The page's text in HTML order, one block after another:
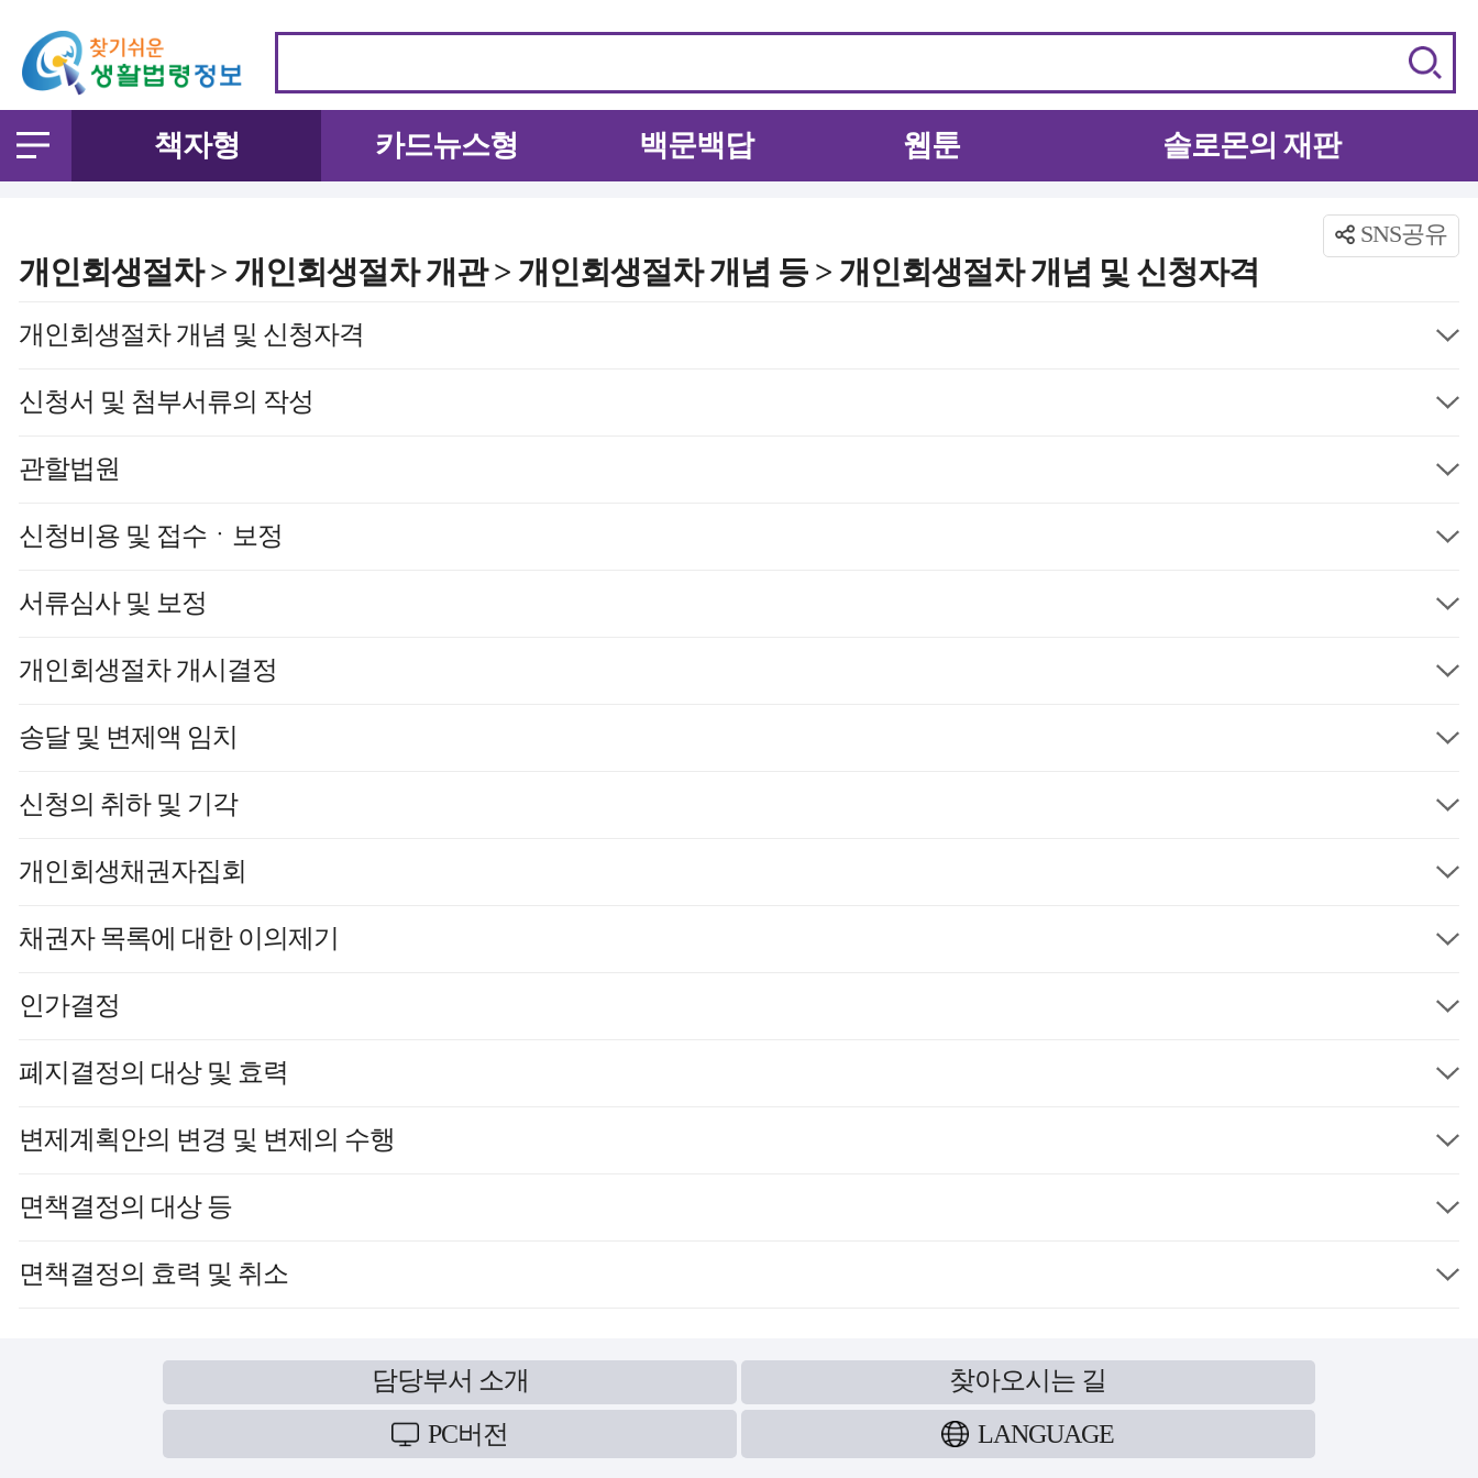
책자형 카드뉴스형 백문백답 웹툰 솔로몬의 재판
SNS공유
개인회생절차 > 개인회생절차 개관 > 개인회생절차 개념 등 > 개인회생절차 개념 및 신청자격
개인회생절차 개념 및 신청자격
신청서 및 첨부서류의 작성
관할법원
신청비용 및 접수ㆍ보정
서류심사 및 보정
개인회생절차 개시결정
송달 및 변제액 임치
신청의 취하 및 기각
개인회생채권자집회
채권자 목록에 대한 이의제기
인가결정
폐지결정의 대상 및 효력
변제계획안의 변경 및 변제의 수행
면책결정의 대상 등
면책결정의 효력 및 취소
담당부서 소개
찾아오시는 길
PC버전
LANGUAGE